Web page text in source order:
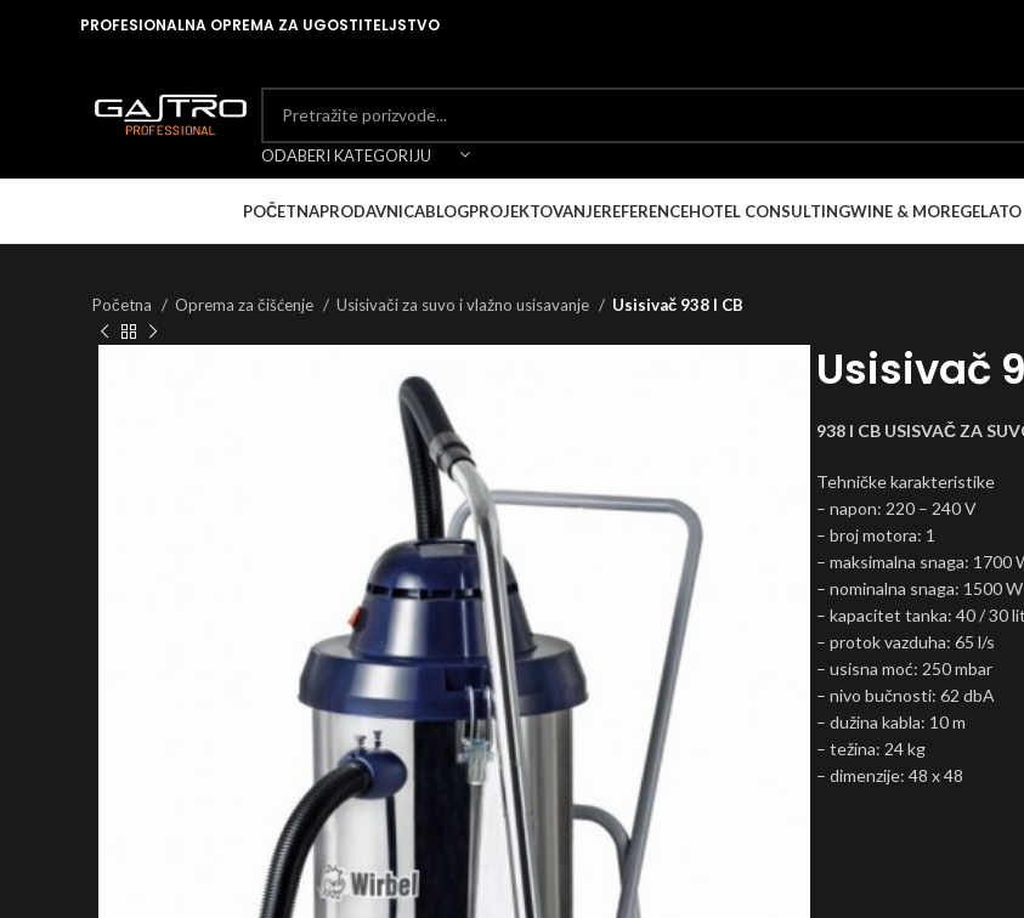
PROFESIONALNA OPREMA ZA UGOSTITELJSTVO
ODABERI KATEGORIJU
POČETNAPRODAVNICABLOGPROJEKTOVANJEREFERENCEHOTEL CONSULTINGWINE & MORE
Početna Oprema za čišćenje Usisivači za suvo i vlažno usisavanje Usisivač 938 I CB
Usisivač
938 I CB USISVAČ ZA
Tehničke karakteristike
– napon: 220 – 240 V
– broj motora: 1
– maksimalna snaga: 1700
– nominalna snaga: 1500 W
– kapacitet tanka: 40 / 30 lit
– protok vazduha: 65 l/s
– usisna moć: 250 mbar
– nivo bučnosti: 62 dbA
– dužina kabla: 10 m
– težina: 24 kg
– dimenzije: 48 x 48